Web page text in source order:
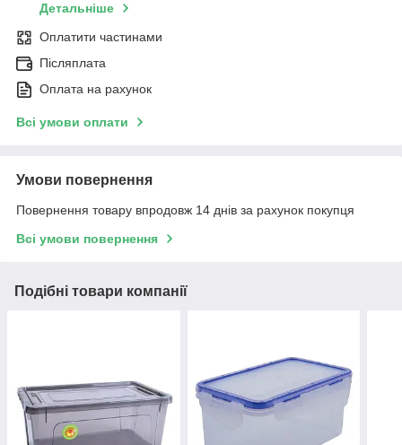
Детальніше
Оплатити частинами
Післяплата
Оплата на рахунок
Всі умови оплати
Умови повернення
Повернення товару впродовж 14 днів за рахунок покупця
Всі умови повернення
Подібні товари компанії